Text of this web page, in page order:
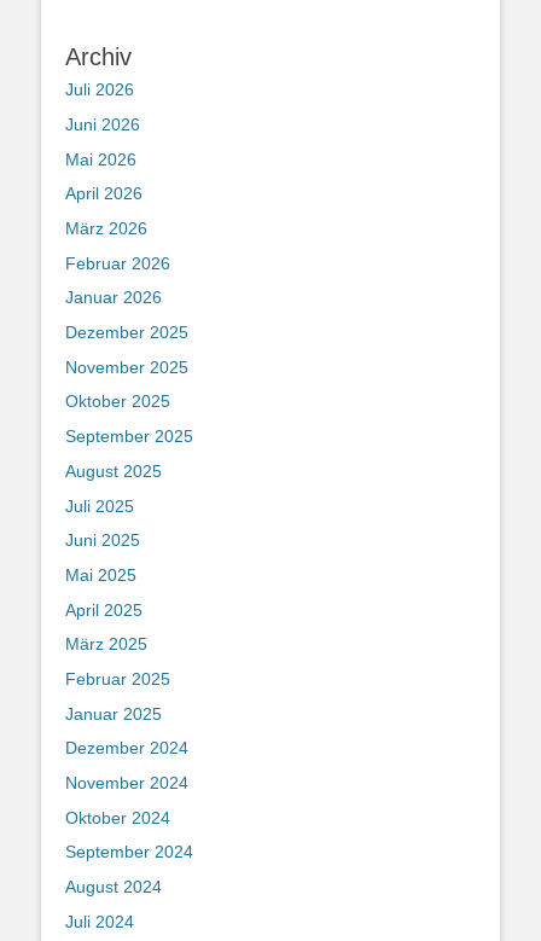
Archiv
Juli 2026
Juni 2026
Mai 2026
April 2026
März 2026
Februar 2026
Januar 2026
Dezember 2025
November 2025
Oktober 2025
September 2025
August 2025
Juli 2025
Juni 2025
Mai 2025
April 2025
März 2025
Februar 2025
Januar 2025
Dezember 2024
November 2024
Oktober 2024
September 2024
August 2024
Juli 2024